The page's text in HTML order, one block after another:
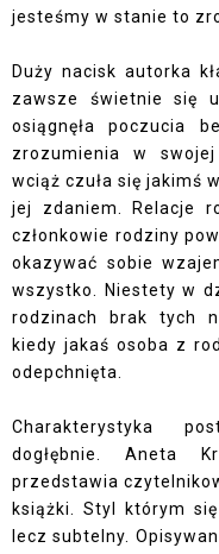
jesteśmy w stanie to
Duży nacisk autorka
zawsze świetnie się
osiągnęła poczucia
zrozumienia w
wciąż czuła się jakimś
jej zdaniem. Relacje
członkowie rodziny
okazywać sobie
wszystko. Niestety w
rodzinach brak tych
kiedy jakaś osoba z
odepchnięta.
Charakterystyka
dogłębnie. Aneta
przedstawia
książki. Styl którym
lecz subtelny.